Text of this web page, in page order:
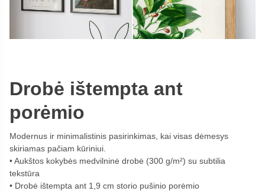
Drobė ištempta ant
porėmio
Modernus ir minimalistinis pasirinkimas, kai visas dėmesys
skiriamas pačiam kūriniui.
Aukštos kokybės medvilninė drobė (300 g/m²) su subtilia
tekstūra
Drobė ištempta ant 1,9 cm storio pušinio porėmio